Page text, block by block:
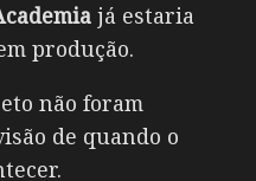
já estaria
produção.
não foram
de quando o